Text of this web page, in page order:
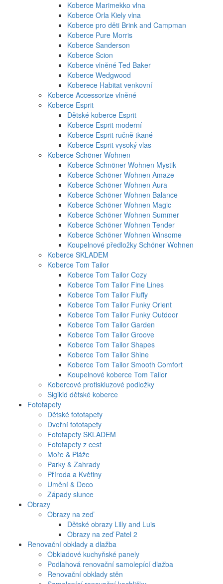
Koberce Marimekko vlna
Koberce Orla Kiely vlna
Koberce pro děti Brink and Campman
Koberce Pure Morris
Koberce Sanderson
Koberce Scion
Koberce vlněné Ted Baker
Koberce Wedgwood
Koberece Habitat venkovní
Koberce Accessorize vlněné
Koberce Esprit
Dětské koberce Esprit
Koberce Esprit moderní
Koberce Esprit ručně tkané
Koberce Esprit vysoký vlas
Koberce Schöner Wohnen
Koberce Schnöner Wohnen Mystik
Koberce Schöner Wohnen Amaze
Koberce Schöner Wohnen Aura
Koberce Schöner Wohnen Balance
Koberce Schöner Wohnen Magic
Koberce Schöner Wohnen Summer
Koberce Schöner Wohnen Tender
Koberce Schöner Wohnen Winsome
Koupelnové předložky Schöner Wohnen
Koberce SKLADEM
Koberce Tom Tailor
Koberce Tom Tailor Cozy
Koberce Tom Tailor Fine Lines
Koberce Tom Tailor Fluffy
Koberce Tom Tailor Funky Orient
Koberce Tom Tailor Funky Outdoor
Koberce Tom Tailor Garden
Koberce Tom Tailor Groove
Koberce Tom Tailor Shapes
Koberce Tom Tailor Shine
Koberce Tom Tailor Smooth Comfort
Koupelnové koberce Tom Tailor
Kobercové protiskluzové podložky
Sigikid dětské koberce
Fototapety
Dětské fototapety
Dveřní fototapety
Fototapety SKLADEM
Fototapety z cest
Moře & Pláže
Parky & Zahrady
Příroda a Květiny
Umění & Deco
Západy slunce
Obrazy
Obrazy na zeď
Dětské obrazy Lilly and Luis
Obrazy na zeď Patel 2
Renovační obklady a dlažba
Obkladové kuchyňské panely
Podlahová renovační samolepící dlažba
Renovační obklady stěn